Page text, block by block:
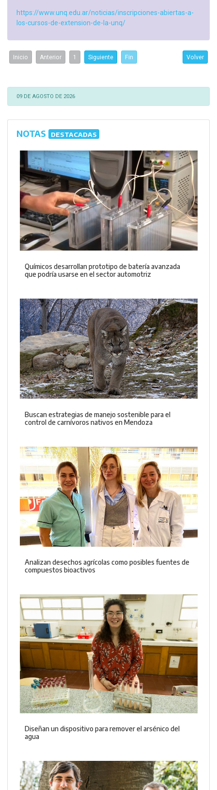
https://www.unq.edu.ar/noticias/inscripciones-abiertas-a-
los-cursos-de-extension-de-la-unq/
Inicio Anterior 1 Siguiente Fin Volver
09 DE AGOSTO DE 2026
NOTAS DESTACADAS
Químicos desarrollan prototipo de batería avanzada
que podría usarse en el sector automotriz
Buscan estrategias de manejo sostenible para el
control de carnívoros nativos en Mendoza
Analizan desechos agrícolas como posibles fuentes de
compuestos bioactivos
Diseñan un dispositivo para remover el arsénico del
agua